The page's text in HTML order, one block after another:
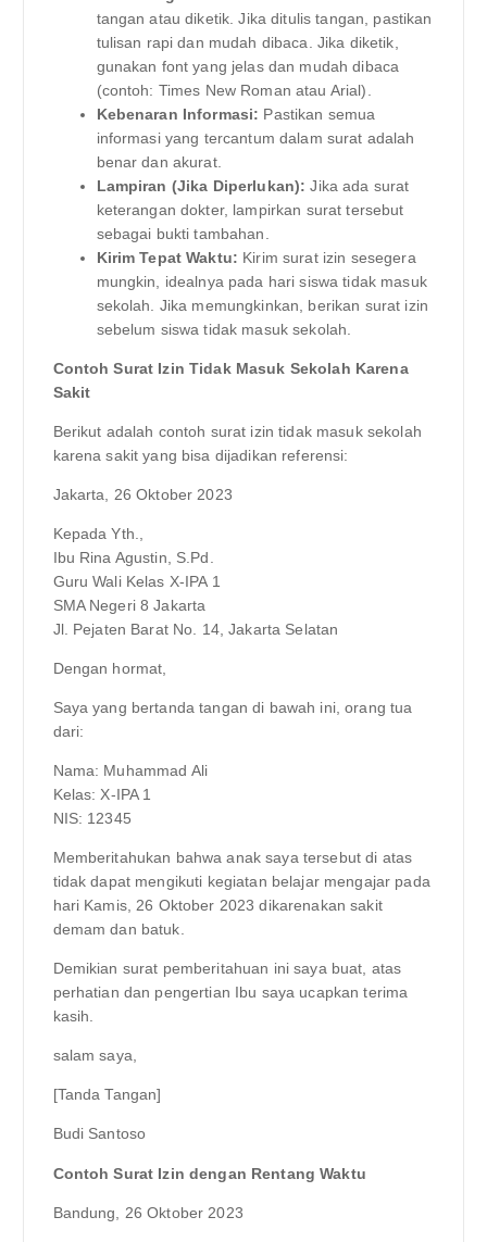
tangan atau diketik. Jika ditulis tangan, pastikan
tulisan rapi dan mudah dibaca. Jika diketik,
gunakan font yang jelas dan mudah dibaca
(contoh: Times New Roman atau Arial).
Kebenaran Informasi: Pastikan semua
informasi yang tercantum dalam surat adalah
benar dan akurat.
Lampiran (Jika Diperlukan): Jika ada surat
keterangan dokter, lampirkan surat tersebut
sebagai bukti tambahan.
Kirim Tepat Waktu: Kirim surat izin sesegera
mungkin, idealnya pada hari siswa tidak masuk
sekolah. Jika memungkinkan, berikan surat izin
sebelum siswa tidak masuk sekolah.
Contoh Surat Izin Tidak Masuk Sekolah Karena
Sakit
Berikut adalah contoh surat izin tidak masuk sekolah
karena sakit yang bisa dijadikan referensi:
Jakarta, 26 Oktober 2023
Kepada Yth.,
Ibu Rina Agustin, S.Pd.
Guru Wali Kelas X-IPA 1
SMA Negeri 8 Jakarta
Jl. Pejaten Barat No. 14, Jakarta Selatan
Dengan hormat,
Saya yang bertanda tangan di bawah ini, orang tua
dari:
Nama: Muhammad Ali
Kelas: X-IPA 1
NIS: 12345
Memberitahukan bahwa anak saya tersebut di atas
tidak dapat mengikuti kegiatan belajar mengajar pada
hari Kamis, 26 Oktober 2023 dikarenakan sakit
demam dan batuk.
Demikian surat pemberitahuan ini saya buat, atas
perhatian dan pengertian Ibu saya ucapkan terima
kasih.
salam saya,
[Tanda Tangan]
Budi Santoso
Contoh Surat Izin dengan Rentang Waktu
Bandung, 26 Oktober 2023